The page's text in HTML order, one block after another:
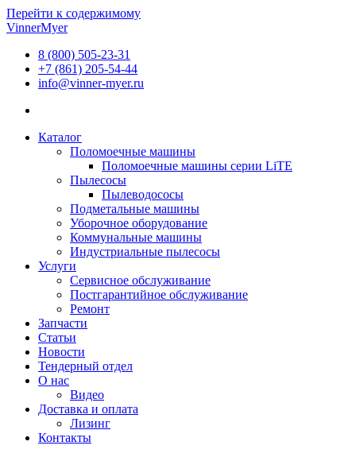
Перейти к содержимому
VinnerMyer
8 (800) 505-23-31
+7 (861) 205-54-44
info@vinner-myer.ru
Каталог
Поломоечные машины
Поломоечные машины серии LiTE
Пылесосы
Пылеводососы
Подметальные машины
Уборочное оборудование
Коммунальные машины
Индустриальные пылесосы
Услуги
Сервисное обслуживание
Постгарантийное обслуживание
Ремонт
Запчасти
Статьи
Новости
Тендерный отдел
О нас
Видео
Доставка и оплата
Лизинг
Контакты